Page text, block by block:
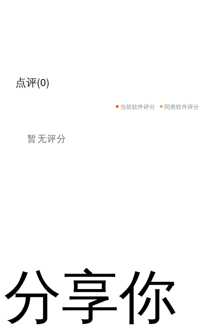
点评(0)
当前软件评分 同类软件评分
暂无评分
分享你